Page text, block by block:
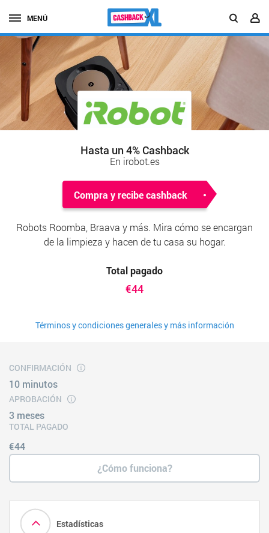
MENÚ
Hasta un 4% Cashback
En irobot.es
Compra y recibe cashback
Robots Roomba, Braava y más. Mira cómo se encargan
de la limpieza y hacen de tu casa su hogar.
Total pagado
€44
Términos y condiciones generales y más información
CONFIRMACIÓN
10 minutos
APROBACIÓN
3 meses
TOTAL PAGADO
€44
¿Cómo funciona?
Estadísticas